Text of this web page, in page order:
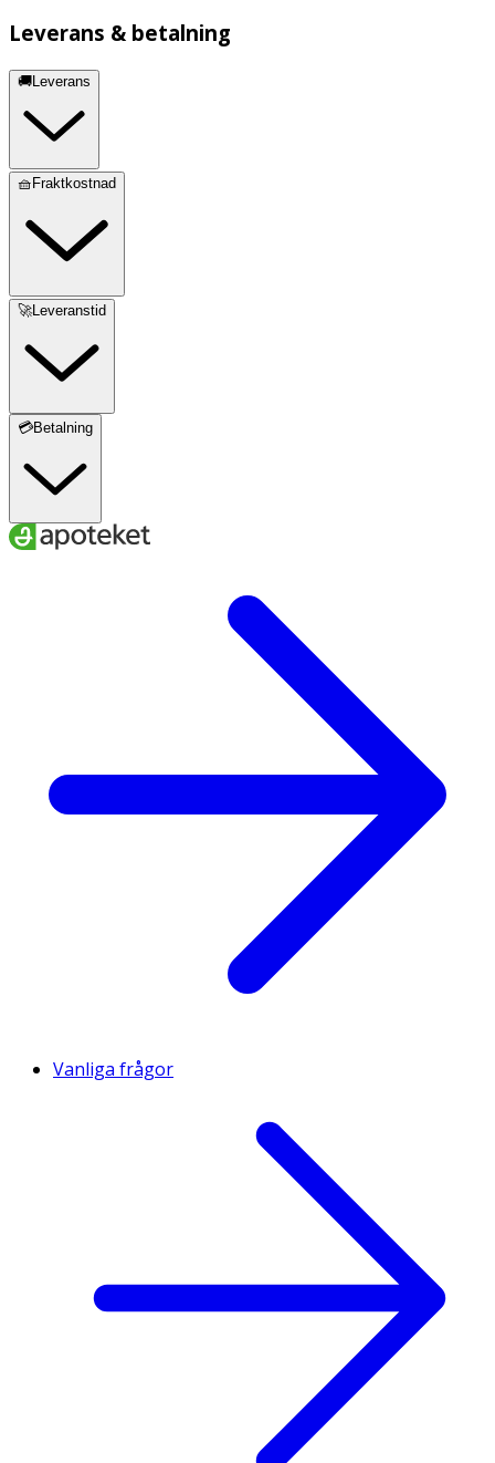
Leverans & betalning
🚚Leverans
🧺Fraktkostnad
🚀Leveranstid
💳Betalning
Vanliga frågor